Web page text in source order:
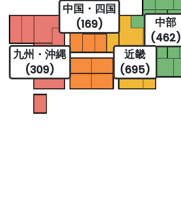
中部
(462)
近畿
(695)
中国・四国
(169)
九州・沖縄
(309)